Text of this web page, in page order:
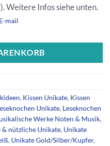
Weitere Infos siehe unten.
mail
, Kissen Unikate, Kissen
Unikate, Leseknochen
Werke Noten & Musik,
& nützliche Unikate, Unikate
, Unikate Gold/Silber/Kupfer,